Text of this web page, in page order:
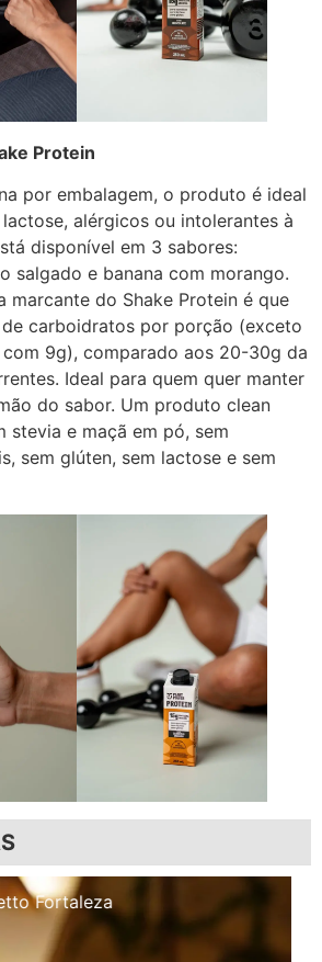
Protein
por embalagem, o produto é ideal
alérgicos ou intolerantes à
disponível em 3 sabores:
salgado e banana com morango.
marcante do Shake Protein é que
carboidratos por porção (exceto
9g), comparado aos 20-30g da
Ideal para quem quer manter
do sabor. Um produto clean
stevia e maçã em pó, sem
sem glúten, sem lactose e sem
Café